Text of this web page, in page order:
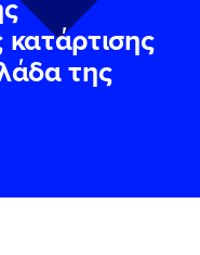
κατάρτισης
της